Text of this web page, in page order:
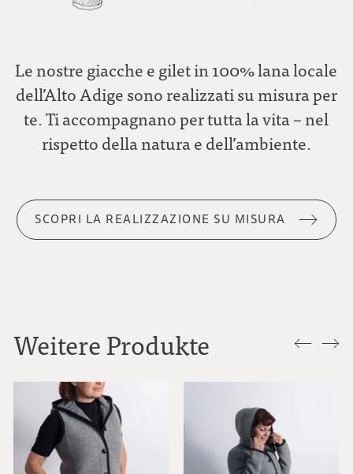
Le nostre giacche e gilet in 100% lana locale
dell’Alto Adige sono realizzati su misura per
te. Ti accompagnano per tutta la vita – nel
rispetto della natura e dell’ambiente.
SCOPRI LA REALIZZAZIONE SU MISURA
Weitere Produkte